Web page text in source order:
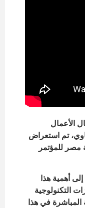
الأعمال
تم استعراض
مصر للمؤتمر
أهمية هذا
التكنولوجية
المباشرة في هذا